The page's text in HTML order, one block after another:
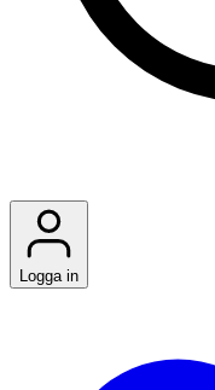
Logga in